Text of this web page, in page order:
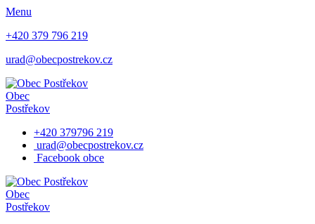
Menu
+420 379 796 219
urad@obecpostrekov.cz
Obec
Postřekov
+420 379796 219
urad@obecpostrekov.cz
Facebook​ obce
Obec
Postřekov